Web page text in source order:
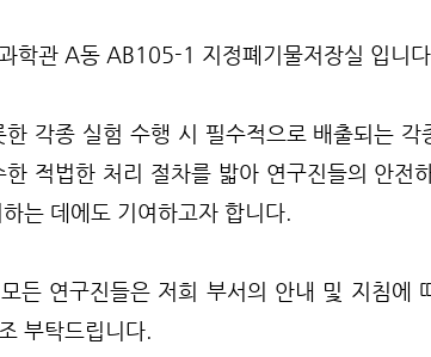
학관 A동 AB105-1 지정폐기물저장실 입니
각종 실험 수행 시 필수적으로 배출되는
적법한 처리 절차를 밟아 연구진들의 안전
는 데에도 기여하고자 합니다.
든 연구진들은 저희 부서의 안내 및 지침에
부탁드립니다.